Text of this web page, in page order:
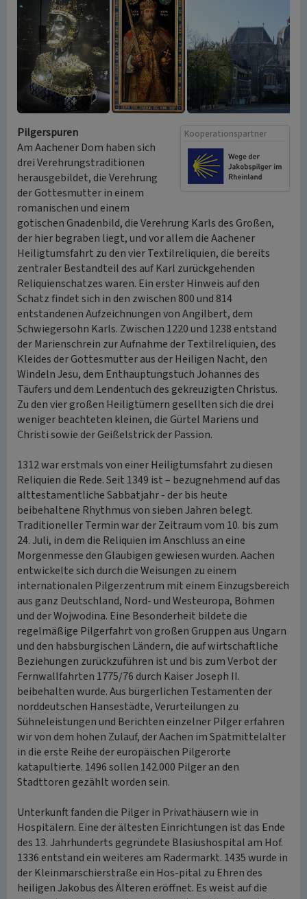
Kooperationspartner
Pilgerspuren
Am Aachener Dom haben sich
drei Verehrungstraditionen
herausgebildet, die Verehrung
der Gottesmutter in einem
romanischen und einem
gotischen Gnadenbild, die Verehrung Karls des Großen,
der hier begraben liegt, und vor allem die Aachener
Heiligtumsfahrt zu den vier Textilreliquien, die bereits
zentraler Bestandteil des auf Karl zurückgehenden
Reliquienschatzes waren. Ein erster Hinweis auf den
Schatz findet sich in den zwischen 800 und 814
entstandenen Aufzeichnungen von Angilbert, dem
Schwiegersohn Karls. Zwischen 1220 und 1238 entstand
der Marienschrein zur Aufnahme der Textilreliquien, des
Kleides der Gottesmutter aus der Heiligen Nacht, den
Windeln Jesu, dem Enthauptungstuch Johannes des
Täufers und dem Lendentuch des gekreuzigten Christus.
Zu den vier großen Heiligtümern gesellten sich die drei
weniger beachteten kleinen, die Gürtel Mariens und
Christi sowie der Geißelstrick der Passion.
1312 war erstmals von einer Heiligtumsfahrt zu diesen
Reliquien die Rede. Seit 1349 ist – bezugnehmend auf das
alttestamentliche Sabbatjahr - der bis heute
beibehaltene Rhythmus von sieben Jahren belegt.
Traditioneller Termin war der Zeitraum vom 10. bis zum
24. Juli, in dem die Reliquien im Anschluss an eine
Morgenmesse den Gläubigen gewiesen wurden. Aachen
entwickelte sich durch die Weisungen zu einem
internationalen Pilgerzentrum mit einem Einzugsbereich
aus ganz Deutschland, Nord- und Westeuropa, Böhmen
und der Wojwodina. Eine Besonderheit bildete die
regelmäßige Pilgerfahrt von großen Gruppen aus Ungarn
und den habsburgischen Ländern, die auf wirtschaftliche
Beziehungen zurückzuführen ist und bis zum Verbot der
Fernwallfahrten 1775/76 durch Kaiser Joseph II.
beibehalten wurde. Aus bürgerlichen Testamenten der
norddeutschen Hansestädte, Verurteilungen zu
Sühneleistungen und Berichten einzelner Pilger erfahren
wir von dem hohen Zulauf, der Aachen im Spätmittelalter
in die erste Reihe der europäischen Pilgerorte
katapultierte. 1496 sollen 142.000 Pilger an den
Stadttoren gezählt worden sein.
Unterkunft fanden die Pilger in Privathäusern wie in
Hospitälern. Eine der ältesten Einrichtungen ist das Ende
des 13. Jahrhunderts gegründete Blasiushospital am Hof.
1336 entstand ein weiteres am Radermarkt. 1435 wurde in
der Kleinmarschierstraße ein Hos-pital zu Ehren des
heiligen Jakobus des Älteren eröffnet. Es weist auf die